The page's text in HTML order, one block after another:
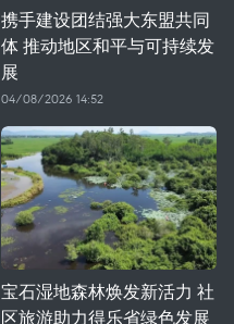
携手建设团结强大东盟共同
体 推动地区和平与可持续发
展
04/08/2026 14:52
宝石湿地森林焕发新活力 社
区旅游助力得乐省绿色发展